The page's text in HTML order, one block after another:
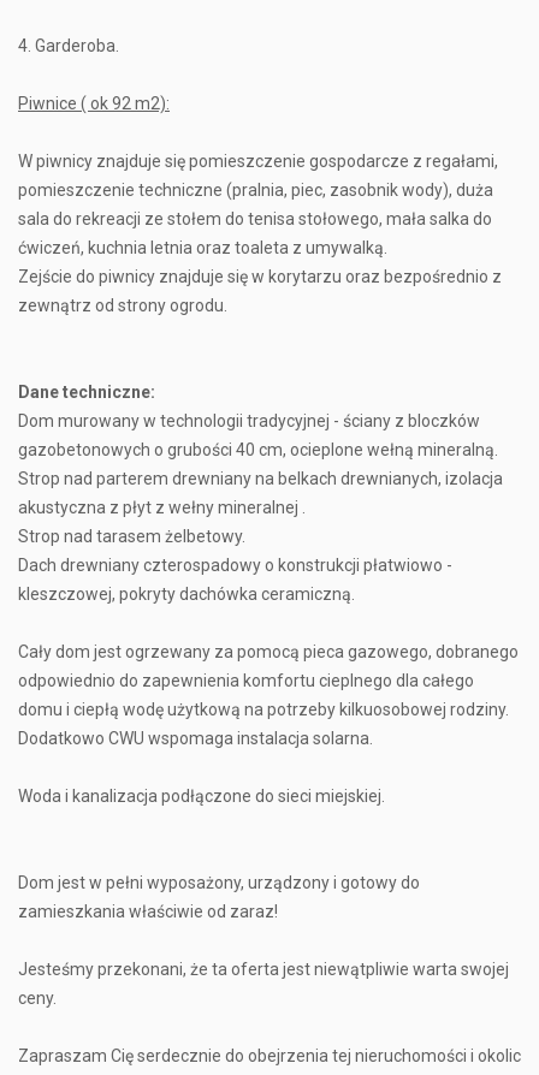
4. Garderoba.
Piwnice ( ok 92 m2):
W piwnicy znajduje się pomieszczenie gospodarcze z regałami,
pomieszczenie techniczne (pralnia, piec, zasobnik wody), duża
sala do rekreacji ze stołem do tenisa stołowego, mała salka do
ćwiczeń, kuchnia letnia oraz toaleta z umywalką.
Zejście do piwnicy znajduje się w korytarzu oraz bezpośrednio z
zewnątrz od strony ogrodu.
Dane techniczne:
Dom murowany w technologii tradycyjnej - ściany z bloczków
gazobetonowych o grubości 40 cm, ocieplone wełną mineralną.
Strop nad parterem drewniany na belkach drewnianych, izolacja
akustyczna z płyt z wełny mineralnej .
Strop nad tarasem żelbetowy.
Dach drewniany czterospadowy o konstrukcji płatwiowo -
kleszczowej, pokryty dachówka ceramiczną.
Cały dom jest ogrzewany za pomocą pieca gazowego, dobranego
odpowiednio do zapewnienia komfortu cieplnego dla całego
domu i ciepłą wodę użytkową na potrzeby kilkuosobowej rodziny.
Dodatkowo CWU wspomaga instalacja solarna.
Woda i kanalizacja podłączone do sieci miejskiej.
Dom jest w pełni wyposażony, urządzony i gotowy do
zamieszkania właściwie od zaraz!
Jesteśmy przekonani, że ta oferta jest niewątpliwie warta swojej
ceny.
Zapraszam Cię serdecznie do obejrzenia tej nieruchomości i okolic